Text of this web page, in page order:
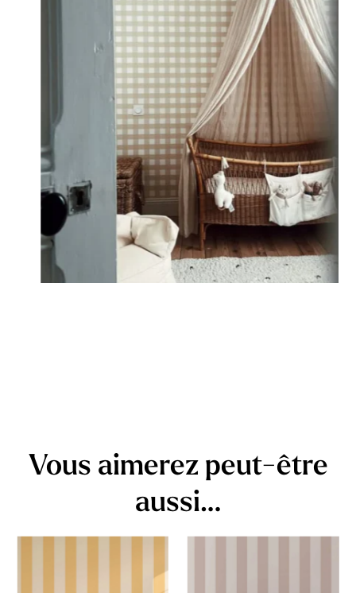
Vous aimerez peut-être
aussi…